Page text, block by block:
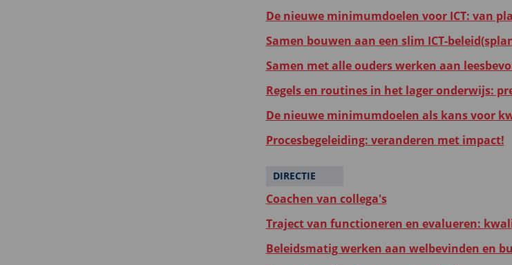
De nieuwe minimumdoelen voor ICT: van
Samen bouwen aan een slim ICT-
Samen met alle ouders werken aan
Regels en routines in het lager onderwijs:
De nieuwe minimumdoelen als kans voor
Procesbegeleiding: veranderen met impact!
DIRECTIE
Coachen van collega's
Traject van functioneren en evalueren:
Beleidsmatig werken aan welbevinden en